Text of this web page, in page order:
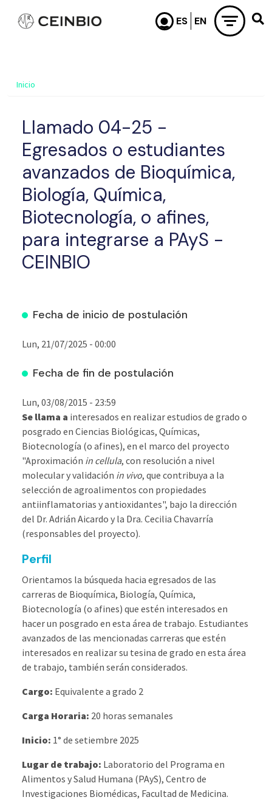
Pasar al contenido principal
Inicio
Llamado 04-25 -
Egresados o estudiantes
avanzados de Bioquímica,
Biología, Química,
Biotecnología, o afines,
para integrarse a PAyS -
CEINBIO
Fecha de inicio de postulación
Lun, 21/07/2025 - 00:00
Fecha de fin de postulación
Lun, 03/08/2015 - 23:59
Se llama a interesados en realizar estudios de grado o
posgrado en Ciencias Biológicas, Químicas,
Biotecnología (o afines), en el marco del proyecto
"Aproximación in cellula, con resolución a nivel
molecular y validación in vivo, que contribuya a la
selección de agroalimentos con propiedades
antiinflamatorias y antioxidantes", bajo la dirección
del Dr. Adrián Aicardo y la Dra. Cecilia Chavarría
(responsables del proyecto).
Perfil
Orientamos la búsqueda hacia egresados de las
carreras de Bioquímica, Biología, Química,
Biotecnología (o afines) que estén interesados en
hacer un posgrado en esta área de trabajo. Estudiantes
avanzados de las mencionadas carreras que estén
interesados en realizar su tesina de grado en esta área
de trabajo, también serán considerados.
Cargo: Equivalente a grado 2
Carga Horaria: 20 horas semanales
Inicio: 1° de setiembre 2025
Lugar de trabajo: Laboratorio del Programa en
Alimentos y Salud Humana (PAyS), Centro de
Investigaciones Biomédicas, Facultad de Medicina.